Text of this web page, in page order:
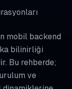
mobil backend
bilinirliği
Bu rehberde;
ve